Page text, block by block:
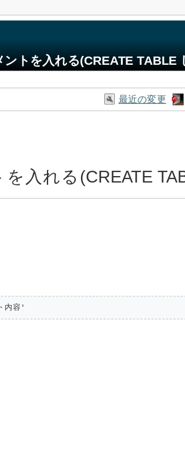
トを入れる(CREATE TABLE
最近の変更
入れる(CREATE
内容'